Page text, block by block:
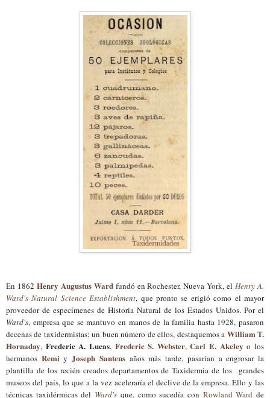
En 1862 Henry Augustus Wardfundó en Rochester, Nueva York, el Henry A.
Ward's Natural Science Establishment, que pronto se erigió como el mayor
proveedor de especímenes de Historia Natural de los Estados Unidos. Por el
Ward's, empresa que se mantuvo en manos de la familia hasta 1928, pasaron
decenas de taxidermistas; un buen número de ellos, destaquemos a William T.
Hornaday, Frederic A. Lucas, Frederic S. Webster,Carl E. Akeley o los
hermanos Remi yJoseph Santensaños más tarde, pasarían a engrosar la
plantilla de los recién creados departamentos de Taxidermia de los grandes
museos del país, lo que a la vez aceleraría el declive de la empresa. Ello y las
técnicas taxidérmicas del Ward's que, como sucedía con Rowland Ward de